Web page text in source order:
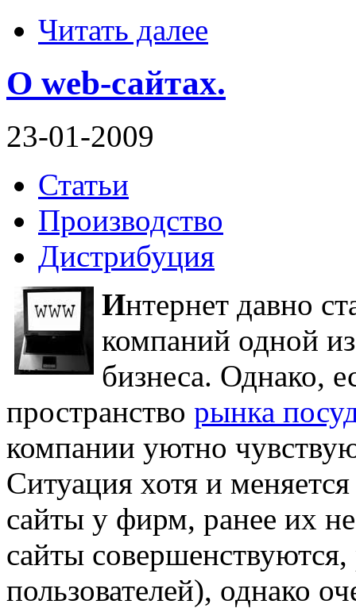
Читать далее
О web-сайтах.
23-01-2009
Статьи
Производство
Дистрибуция
Интернет давно
компаний одной
бизнеса. Однако,
пространство рынка
компании уютно
Ситуация хотя и
сайты у фирм, ранее их
сайты
пользователей), однако